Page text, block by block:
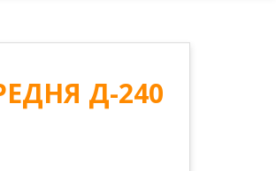
Д-240